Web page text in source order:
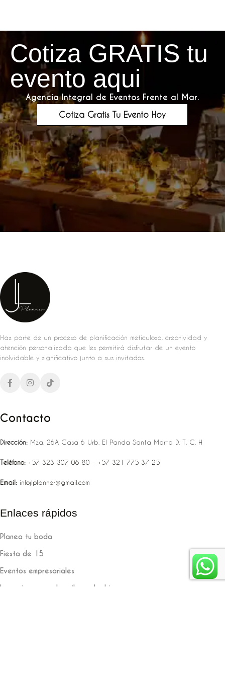
Cotiza GRATIS tu
evento aqui
Agencia Integral de Eventos Frente al Mar.
Cotiza Gratis Tu Evento Hoy
Haz parte de un proceso de planificación meticulosa, creatividad y
atención personalizada que les permitirá disfrutar de un evento
inolvidable y significativo junto a sus invitados.
Contacto
Dirección: Mza. 26A Casa 6 Urb. El Panda Santa Marta D. T. C. H
Teléfono: ‪‪‪+57 323 307 06 80‬‬‬ – +57 321 775 37 25
Email: infojlplanner@gmail.com
Enlaces rápidos
Planea tu boda
Fiesta de 15
Eventos empresariales
Locaciones en el caribe colombiano